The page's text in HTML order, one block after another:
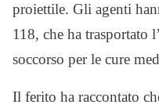
proiettile. Gli agenti
118, che ha trasportato
soccorso per le cure
Il ferito ha raccontato